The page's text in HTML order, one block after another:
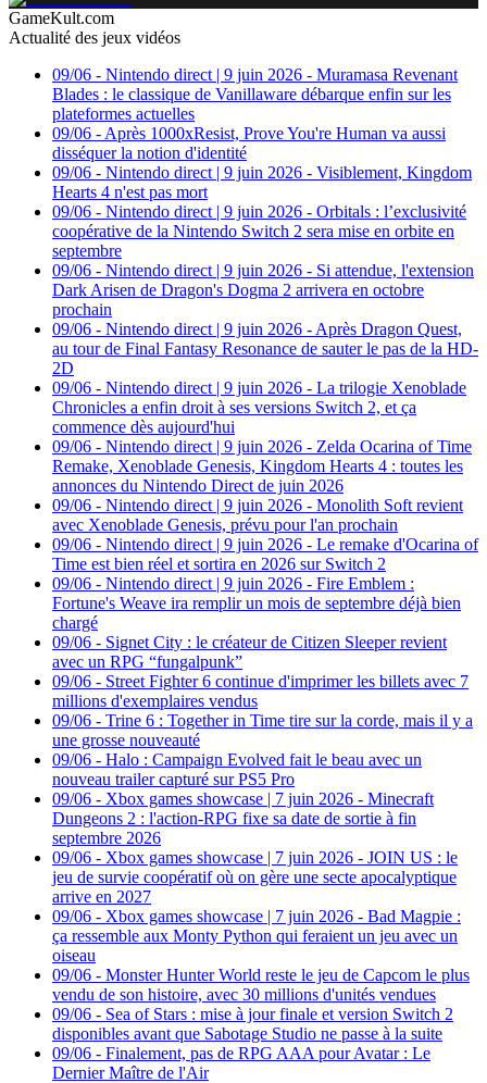
GameKult.com
Actualité des jeux vidéos
09/06 - Nintendo direct | 9 juin 2026 - Muramasa Revenant
Blades : le classique de Vanillaware débarque enfin sur les
plateformes actuelles
09/06 - Après 1000xResist, Prove You're Human va aussi
disséquer la notion d'identité
09/06 - Nintendo direct | 9 juin 2026 - Visiblement, Kingdom
Hearts 4 n'est pas mort
09/06 - Nintendo direct | 9 juin 2026 - Orbitals : l’exclusivité
coopérative de la Nintendo Switch 2 sera mise en orbite en
septembre
09/06 - Nintendo direct | 9 juin 2026 - Si attendue, l'extension
Dark Arisen de Dragon's Dogma 2 arrivera en octobre
prochain
09/06 - Nintendo direct | 9 juin 2026 - Après Dragon Quest,
au tour de Final Fantasy Resonance de sauter le pas de la HD-
2D
09/06 - Nintendo direct | 9 juin 2026 - La trilogie Xenoblade
Chronicles a enfin droit à ses versions Switch 2, et ça
commence dès aujourd'hui
09/06 - Nintendo direct | 9 juin 2026 - Zelda Ocarina of Time
Remake, Xenoblade Genesis, Kingdom Hearts 4 : toutes les
annonces du Nintendo Direct de juin 2026
09/06 - Nintendo direct | 9 juin 2026 - Monolith Soft revient
avec Xenoblade Genesis, prévu pour l'an prochain
09/06 - Nintendo direct | 9 juin 2026 - Le remake d'Ocarina of
Time est bien réel et sortira en 2026 sur Switch 2
09/06 - Nintendo direct | 9 juin 2026 - Fire Emblem :
Fortune's Weave ira remplir un mois de septembre déjà bien
chargé
09/06 - Signet City : le créateur de Citizen Sleeper revient
avec un RPG “fungalpunk”
09/06 - Street Fighter 6 continue d'imprimer les billets avec 7
millions d'exemplaires vendus
09/06 - Trine 6 : Together in Time tire sur la corde, mais il y a
une grosse nouveauté
09/06 - Halo : Campaign Evolved fait le beau avec un
nouveau trailer capturé sur PS5 Pro
09/06 - Xbox games showcase | 7 juin 2026 - Minecraft
Dungeons 2 : l'action-RPG fixe sa date de sortie à fin
septembre 2026
09/06 - Xbox games showcase | 7 juin 2026 - JOIN US : le
jeu de survie coopératif où on gère une secte apocalyptique
arrive en 2027
09/06 - Xbox games showcase | 7 juin 2026 - Bad Magpie :
ça ressemble aux Monty Python qui feraient un jeu avec un
oiseau
09/06 - Monster Hunter World reste le jeu de Capcom le plus
vendu de son histoire, avec 30 millions d'unités vendues
09/06 - Sea of Stars : mise à jour finale et version Switch 2
disponibles avant que Sabotage Studio ne passe à la suite
09/06 - Finalement, pas de RPG AAA pour Avatar : Le
Dernier Maître de l'Air